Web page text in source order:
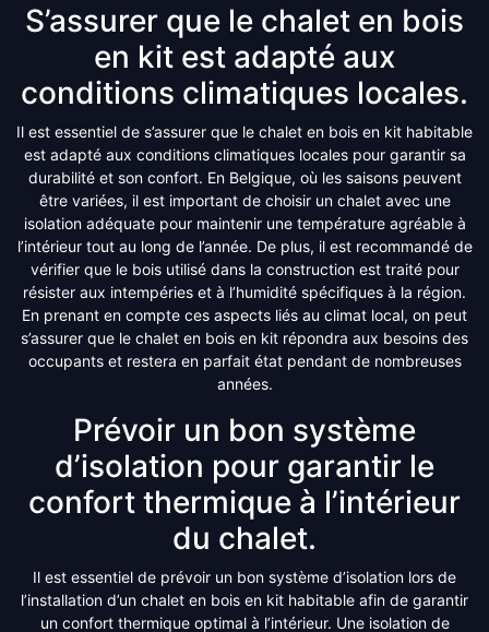
S’assurer que le chalet en bois
en kit est adapté aux
conditions climatiques locales.
Il est essentiel de s’assurer que le chalet en bois en kit habitable
est adapté aux conditions climatiques locales pour garantir sa
durabilité et son confort. En Belgique, où les saisons peuvent
être variées, il est important de choisir un chalet avec une
isolation adéquate pour maintenir une température agréable à
l’intérieur tout au long de l’année. De plus, il est recommandé de
vérifier que le bois utilisé dans la construction est traité pour
résister aux intempéries et à l’humidité spécifiques à la région.
En prenant en compte ces aspects liés au climat local, on peut
s’assurer que le chalet en bois en kit répondra aux besoins des
occupants et restera en parfait état pendant de nombreuses
années.
Prévoir un bon système
d’isolation pour garantir le
confort thermique à l’intérieur
du chalet.
Il est essentiel de prévoir un bon système d’isolation lors de
l’installation d’un chalet en bois en kit habitable afin de garantir
un confort thermique optimal à l’intérieur. Une isolation de